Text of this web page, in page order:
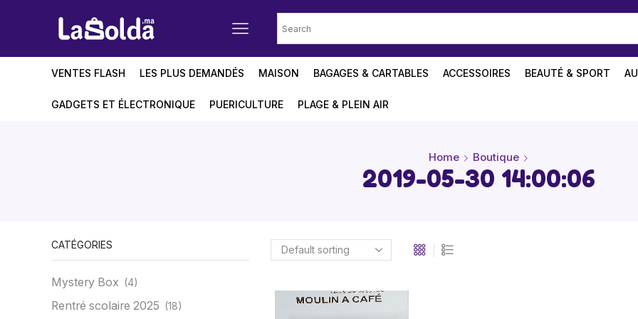
VENTES FLASH LES PLUS DEMANDÉS MAISON BAGAGES & CARTABLES ACCESSOIRES BEAUTÉ & SPORT
GADGETS ET ÉLECTRONIQUE PUERICULTURE PLAGE & PLEIN AIR
Home Boutique
2019-05-30 14:00:06
CATÉGORIES
Mystery Box (4)
Rentré scolaire 2025 (18)